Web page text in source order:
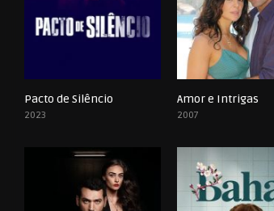
Pacto de Silêncio
2023
Amor e Intrigas
2007